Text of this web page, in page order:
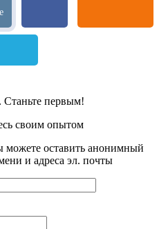
Станьте первым!
своим опытом
можете оставить анонимный
и адреса эл. почты